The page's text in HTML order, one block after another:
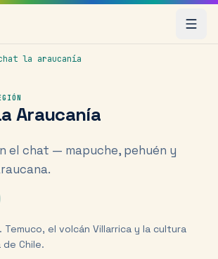
principal
la araucanía
Araucanía
el chat — mapuche, pehuén y
Temuco, el volcán Villarrica y la cultura
de Chile.